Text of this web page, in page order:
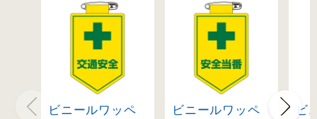
ビニールワッペ
ビニールワッペ
ビ